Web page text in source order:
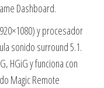
Dashboard.
y procesador
sonido surround 5.1.
HGiG y funciona con
Magic Remote